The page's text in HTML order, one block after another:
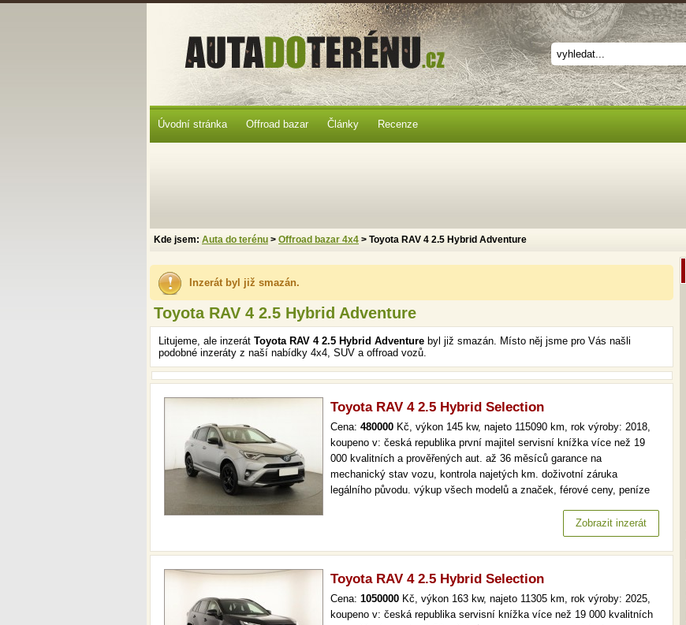
Inzerát byl již smazán.
Toyota RAV 4 2.5 Hybrid Adventure
Litujeme, ale inzerát Toyota RAV 4 2.5 Hybrid Adventure byl již smazán. Místo něj jsme pro Vás našli
podobné inzeráty z naší nabídky 4x4, SUV a offroad vozů.
Toyota RAV 4 2.5 Hybrid Selection
Cena: 480000 Kč, výkon 145 kw, najeto 115090 km, rok výroby: 2018,
koupeno v: česká republika první majitel servisní knížka více než 19
000 kvalitních a prověřených aut. až 36 měsíců garance na
mechanický stav vozu, kontrola najetých km. doživotní záruka
legálního původu. výkup všech modelů a značek, férové ceny, peníze
36 měsíců garance na mechanický stav vozu, kontrola najetých km.…
Zobrazit inzerát
Toyota RAV 4 2.5 Hybrid Selection
Cena: 1050000 Kč, výkon 163 kw, najeto 11305 km, rok výroby: 2025,
koupeno v: česká republika servisní knížka více než 19 000 kvalitních
Úvodní stránka Offroad bazar Články Recenze
Kde jsem: Auta do terénu > Offroad bazar 4x4 > Toyota RAV 4 2.5 Hybrid Adventure